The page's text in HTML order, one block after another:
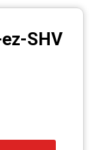
ez-SHV+